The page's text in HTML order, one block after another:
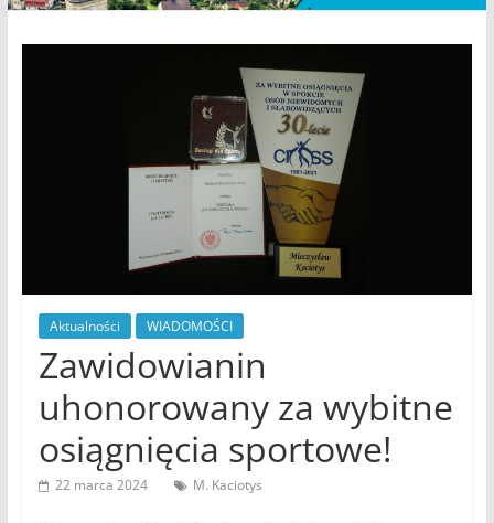
Aktualności WIADOMOŚCI
Zawidowianin
uhonorowany za wybitne
osiągnięcia sportowe!
22 marca 2024 M. Kaciotys